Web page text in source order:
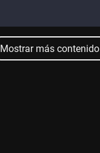
Mostrar más contenido